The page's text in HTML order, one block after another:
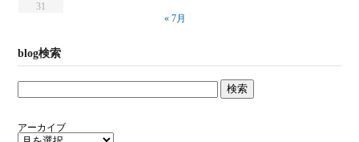
31
« 7月
blog検索
アーカイブ